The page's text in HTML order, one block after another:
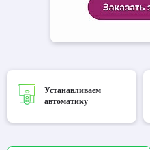
Устанавливаем
автоматику